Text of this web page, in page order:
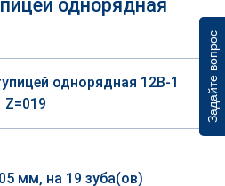
Задайте вопрос
однорядная
мм, на 19 зуба(ов)